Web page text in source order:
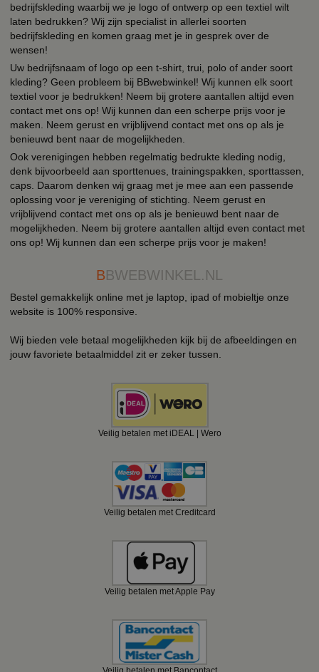
bedrijfskleding waarbij we je logo of ontwerp op een textiel wilt
laten bedrukken? Wij zijn specialist in allerlei soorten
bedrijfskleding en komen graag met je in gesprek over de
wensen!
Uw bedrijfsnaam of logo op een t-shirt, trui, polo of ander soort
kleding? Geen probleem bij BBwebwinkel! Wij kunnen elk soort
textiel voor je bedrukken! Neem bij grotere aantallen altijd even
contact met ons op! Wij kunnen dan een scherpe prijs voor je
maken. Neem gerust en vrijblijvend contact met ons op als je
benieuwd bent naar de mogelijkheden.
Ook verenigingen hebben regelmatig bedrukte kleding nodig,
denk bijvoorbeeld aan sporttenues, trainingspakken, sporttassen,
caps. Daarom denken wij graag met je mee aan een passende
oplossing voor je vereniging of stichting. Neem gerust en
vrijblijvend contact met ons op als je benieuwd bent naar de
mogelijkheden. Neem bij grotere aantallen altijd even contact met
ons op! Wij kunnen dan een scherpe prijs voor je maken!
BBWEBWINKEL.NL
Bestel gemakkelijk online met je laptop, ipad of mobieltje onze
website is 100% responsive.
Wij bieden vele betaal mogelijkheden kijk bij de afbeeldingen en
jouw favoriete betaalmiddel zit er zeker tussen.
Veilig betalen met iDEAL | Wero
Veilig betalen met Creditcard
Veilig betalen met Apple Pay